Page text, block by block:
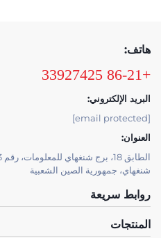
هاتف:
+86-21 33927425
البريد الإلكتروني:
[email protected]
العنوان:
شنغهاي، جمهورية الصين الشعبية
روابط سريعة
المنتجات